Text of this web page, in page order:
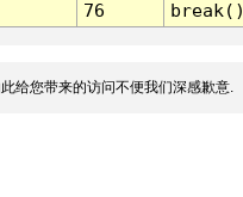
76 break()
给您带来的访问不便我们深感歉意.